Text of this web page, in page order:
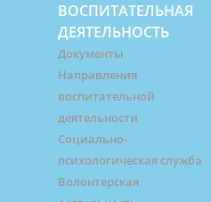
ВОСПИТАТЕЛЬНАЯ
ДЕЯТЕЛЬНОСТЬ
Документы
Направления
воспитательной
деятельности
Социально-
психологическая служба
Волонтерская